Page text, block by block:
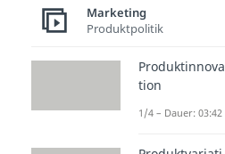
Marketing
Produktpolitik
Produktinnova
tion
1/4 – Dauer: 03:42